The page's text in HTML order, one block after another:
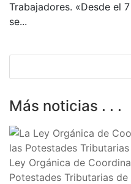
Trabajadores. «Desde el
se...
Más noticias . . .
Ley Orgánica de
Potestades Tributarias